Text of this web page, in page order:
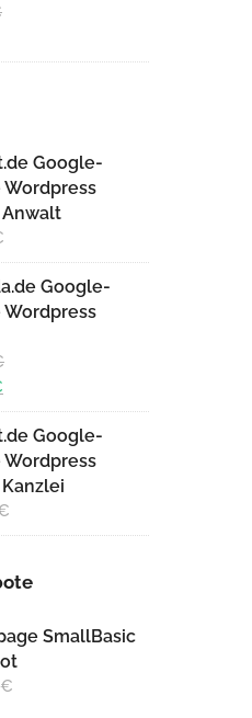
Google-
Wordpress
Google-
Wordpress
Google-
Wordpress
SmallBasic
€